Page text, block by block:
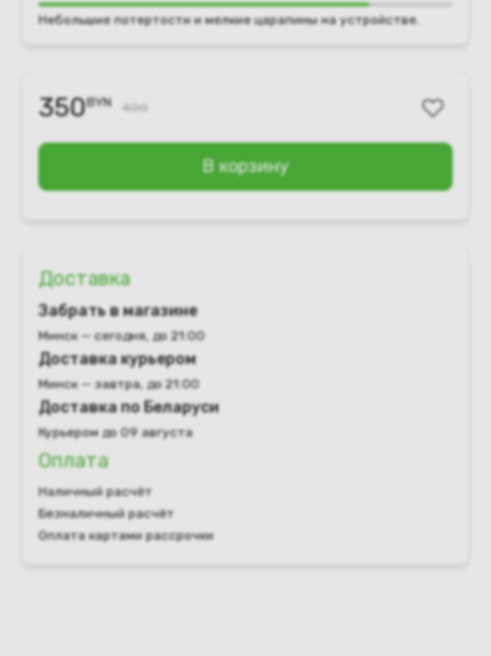
Небольшие потертости и мелкие царапины на устройстве.
350BYN 400
В корзину
Доставка
Забрать в магазине
Минск — сегодня, до 21:00
Доставка курьером
Минск — завтра, до 21:00
Доставка по Беларуси
Курьером до 09 августа
Оплата
Наличный расчёт
Безналичный расчёт
Оплата картами рассрочки